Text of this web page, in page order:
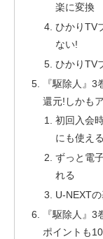
楽に変換
ひかりTV
ない!
ひかりTV
『駆除人』
還元!しかも
初回入会
にも使え
ずっと電
れる
U-NEXT
『駆除人』
ポイントも